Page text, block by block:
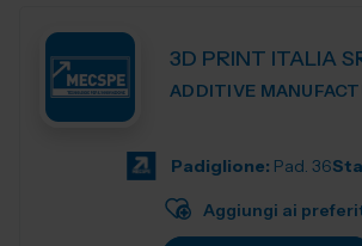
3D PRINT ITALIA
ADDITIVE
Padiglione: Pad. 36
Aggiungi ai